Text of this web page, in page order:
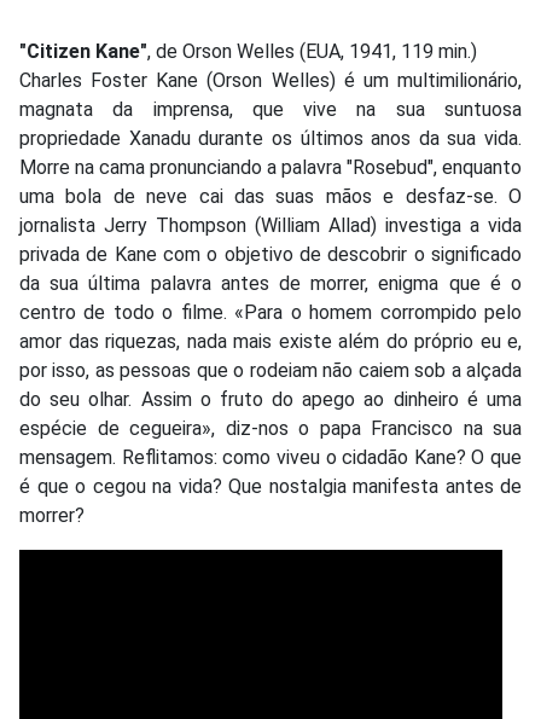
"Citizen Kane", de Orson Welles (EUA, 1941, 119 min.)
Charles Foster Kane (Orson Welles) é um multimilionário,
magnata da imprensa, que vive na sua suntuosa
propriedade Xanadu durante os últimos anos da sua vida.
Morre na cama pronunciando a palavra "Rosebud", enquanto
uma bola de neve cai das suas mãos e desfaz-se. O
jornalista Jerry Thompson (William Allad) investiga a vida
privada de Kane com o objetivo de descobrir o significado
da sua última palavra antes de morrer, enigma que é o
centro de todo o filme. «Para o homem corrompido pelo
amor das riquezas, nada mais existe além do próprio eu e,
por isso, as pessoas que o rodeiam não caiem sob a alçada
do seu olhar. Assim o fruto do apego ao dinheiro é uma
espécie de cegueira», diz-nos o papa Francisco na sua
mensagem. Reflitamos: como viveu o cidadão Kane? O que
é que o cegou na vida? Que nostalgia manifesta antes de
morrer?